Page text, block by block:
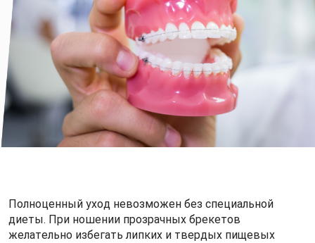
Полноценный уход невозможен без специальной
диеты. При ношении прозрачных брекетов
желательно избегать липких и твердых пищевых